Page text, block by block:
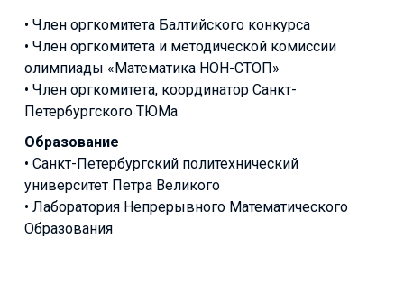
• Член оргкомитета Балтийского конкурса
• Член оргкомитета и методической комиссии
олимпиады «Математика НОН-СТОП»
• Член оргкомитета, координатор Санкт-
Петербургского ТЮМа
Образование
• Санкт-Петербургский политехнический
университет Петра Великого
• Лаборатория Непрерывного Математического
Образования